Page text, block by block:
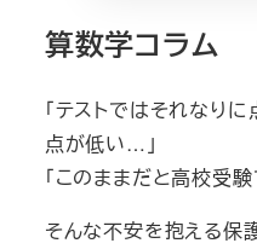
算数学コラム
「テストではそれなり
点が低い…」
「このままだと高校受
そんな不安を抱える保